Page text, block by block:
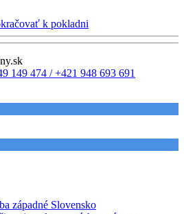
k pokladni
149 474 / +421 948 693 691
západné Slovensko